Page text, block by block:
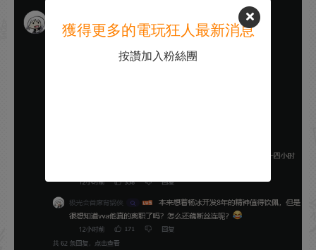
獲得更多的電玩狂人最新消息
按讚加入粉絲團